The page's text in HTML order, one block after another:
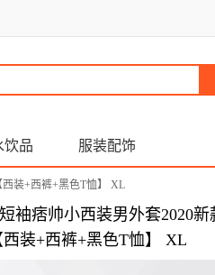
饮品 服装配饰
装+西裤+黑色T恤】 XL
袖痞帅小西装男外套2020
装+西裤+黑色T恤】 XL